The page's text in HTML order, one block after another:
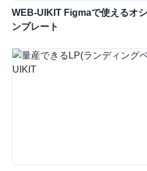
WEB-UIKIT Figmaで使えるオ
ンプレート